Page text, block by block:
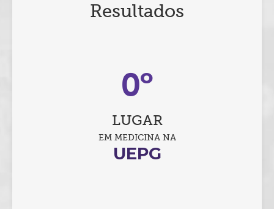
Resultados
1º
LUGAR
EM MEDICINA NA
UEPG